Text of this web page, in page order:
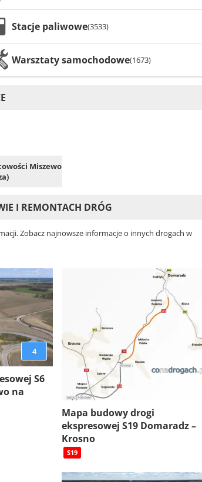
Stacje paliwowe(3533)
Warsztaty samochodowe(1673)
Miszewo
I REMONTACH DRÓG
Zobacz najnowsze informacje o innych drogach w
4
S6
na
Mapa budowy drogi
ekspresowej S19 Domaradz –
Krosno
S19